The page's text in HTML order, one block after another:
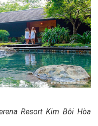
Resort Kim Bôi Hòa